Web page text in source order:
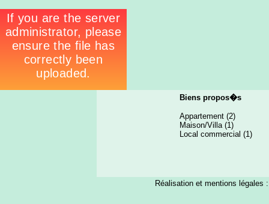
Biens propos�s
Appartement (2)
Maison/Villa (1)
Local commercial (1)
Réalisation et mentions légales